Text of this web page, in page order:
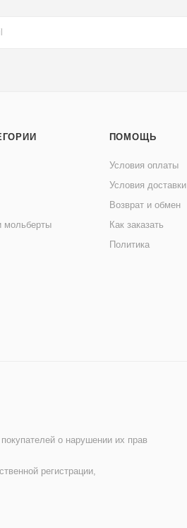
мольберты
ПОМОЩЬ
Условия оплаты
Условия доставки
Возврат и обмен
Как заказать
Политика
о нарушении их прав
регистрации,